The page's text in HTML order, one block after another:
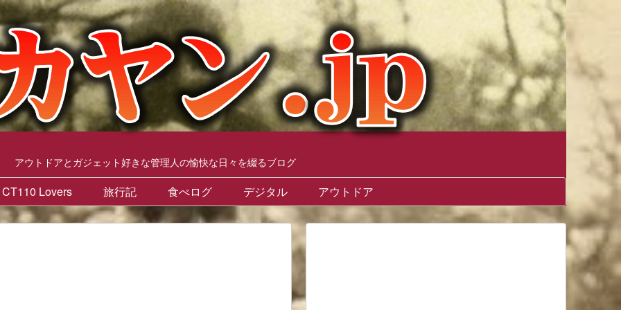
アウトドアとガジェット好きな管理人の愉快な日々を綴るブログ
CT110 Lovers 旅行記 食べログ デジタル アウトドア